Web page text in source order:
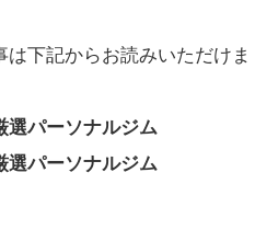
下記からお読みいただけま
選パーソナルジム
選パーソナルジム